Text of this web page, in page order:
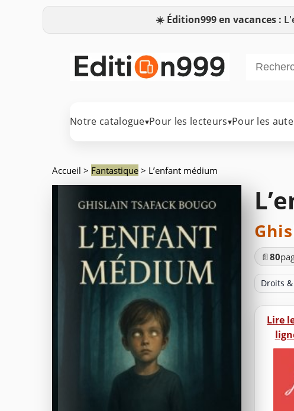
☀️ Édition999 en vacances :
Notre catalogue▾Pour les lecteurs▾Pour les
Accueil > Fantastique > L’enfant médium
📄 80
Droits
Lire